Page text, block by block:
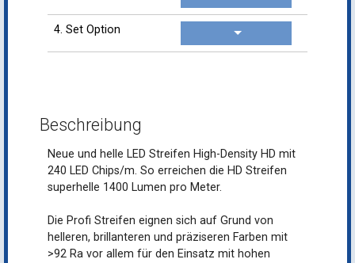
4. Set Option
Beschreibung
Neue und helle LED Streifen High-Density HD mit
240 LED Chips/m. So erreichen die HD Streifen
superhelle 1400 Lumen pro Meter.
Die Profi Streifen eignen sich auf Grund von
helleren, brillanteren und präziseren Farben mit
>92 Ra vor allem für den Einsatz mit hohen